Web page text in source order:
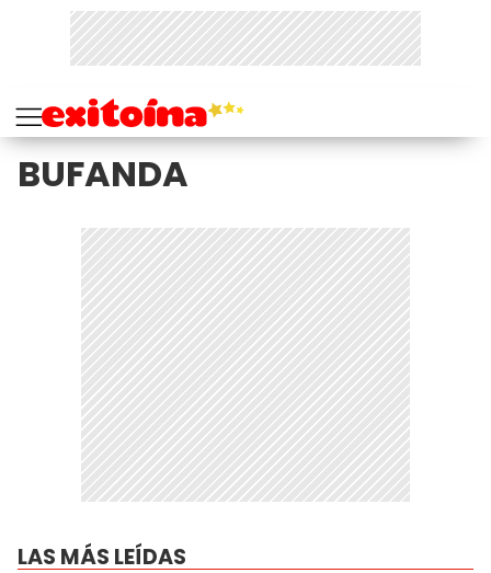
BUFANDA
LAS MÁS LEÍDAS